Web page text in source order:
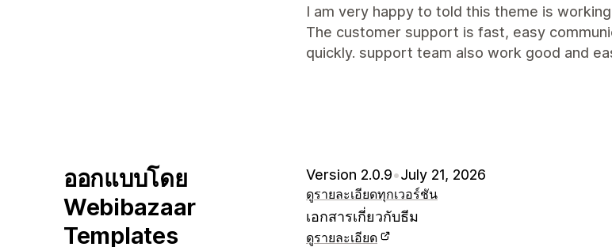
I am very happy to told this theme is
The customer support is fast, easy
quickly. support team also work good and
ออกแบบโดย
Webibazaar
Templates
Version 2.0.9•July 21, 2026
ดูรายละเอียดทุกเวอร์ชัน
เอกสารเกี่ยวกับธีม
ดูรายละเอียด